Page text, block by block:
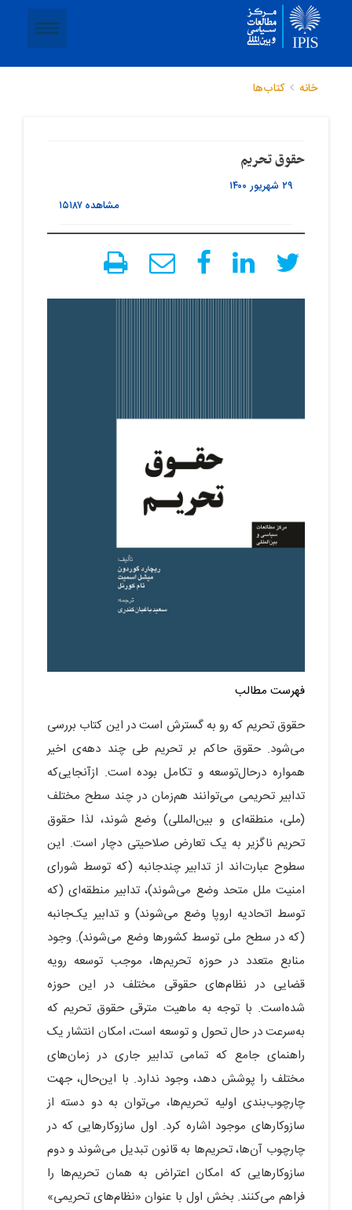
خانه کتاب‌ها
حقوق تحریم
۲۹ شهریور ۱۴۰۰
مشاهده۱۵۱۸۷
فهرست مطالب
حقوق تحریم که رو به گسترش است در این کتاب بررسی
می‌شود. حقوق حاکم بر تحریم طی چند دهه‌ی اخیر
همواره درحال‌توسعه و تکامل بوده است. ازآنجایی‌که
تدابیر تحریمی می‌توانند هم‌زمان در چند سطح مختلف
(ملی، منطقه‌ای و بین‌المللی) وضع شوند، لذا حقوق
‌تحریم ناگزیر به یک تعارض صلاحیتی دچار است. این
سطوح عبارت‌اند از تدابیر چندجانبه (که توسط شورای
امنیت ملل متحد وضع می‌شوند)، تدابیر منطقه‌ای (که
توسط اتحادیه اروپا وضع می‌شوند) و تدابیر یک‌جانبه
(که در سطح ملی توسط کشورها وضع می‌شوند). وجود
منابع متعدد در حوزه تحریم‌ها، موجب توسعه رویه
قضایی در نظام‌های حقوقی مختلف در این حوزه
شده‌است. با توجه به ماهیت مترقی حقوق ‌تحریم که
به‌سرعت در حال تحول و توسعه است، امکان انتشار یک
راهنمای جامع که تمامی تدابیر جاری در زمان‌های
مختلف را پوشش دهد، وجود ندارد. با این‌حال، جهت
چارچوب‌بندی اولیه تحریم‌ها، می‌توان به دو دسته از
سازوکارهای موجود اشاره کرد. اول سازوکارهایی که در
چارچوب آن‌ها، تحریم‌ها به قانون تبدیل می‌شوند و دوم
سازوکارهایی که امکان اعتراض به همان تحریم‌ها را
فراهم می‌کنند. بخش اول با عنوان «نظام‌های تحریمی»